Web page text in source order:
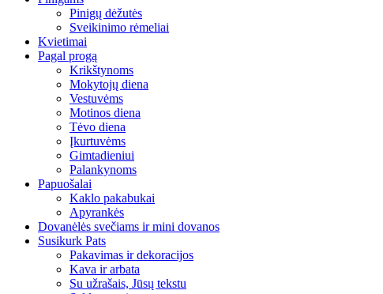
Pinigų dėžutės
Sveikinimo rėmeliai
Kvietimai
Pagal progą
Krikštynoms
Mokytojų diena
Vestuvėms
Motinos diena
Tėvo diena
Įkurtuvėms
Gimtadieniui
Palankynoms
Papuošalai
Kaklo pakabukai
Apyrankės
Dovanėlės svečiams ir mini dovanos
Susikurk Pats
Pakavimas ir dekoracijos
Kava ir arbata
Su užrašais, Jūsų tekstu